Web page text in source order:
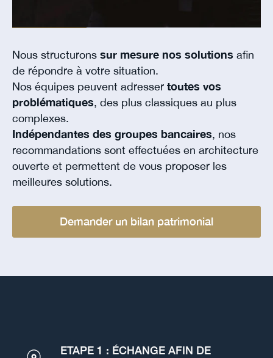
Nous structurons sur mesure nos solutions afin
de répondre à votre situation.
Nos équipes peuvent adresser toutes vos
problématiques, des plus classiques au plus
complexes.
Indépendantes des groupes bancaires, nos
recommandations sont effectuées en architecture
ouverte et permettent de vous proposer les
meilleures solutions.
Demander un bilan patrimonial
ETAPE 1 : ÉCHANGE AFIN DE